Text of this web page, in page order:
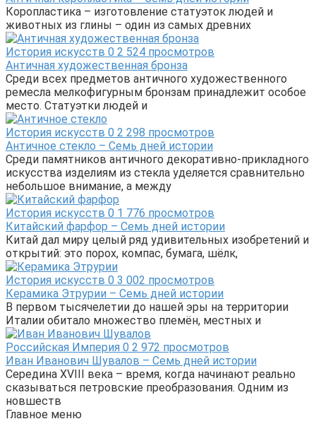
Коропластика – изготовление статуэток людей и
животных из глины – один из самых древних
История искусств 0 2 524 просмотров
Античная художественная бронза
Среди всех предметов античного художественного
ремесла мелкофигурным бронзам принадлежит особое
место. Статуэтки людей и
История искусств 0 2 298 просмотров
Античное стекло – Семь дней истории
Среди памятников античного декоративно-прикладного
искусства изделиям из стекла уделяется сравнительно
небольшое внимание, а между
История искусств 0 1 776 просмотров
Китайский фарфор – Семь дней истории
Китай дал миру целый ряд удивительных изобретений и
открытий: это порох, компас, бумага, шёлк,
История искусств 0 3 002 просмотров
Керамика Этрурии – Семь дней истории
В первом тысячелетии до нашей эры на территории
Италии обитало множество племён, местных и
Российская Империя 0 2 972 просмотров
Иван Иванович Шувалов – Семь дней истории
Середина XVIII века – время, когда начинают реально
сказываться петровские преобразования. Одним из
новшеств
Главное меню